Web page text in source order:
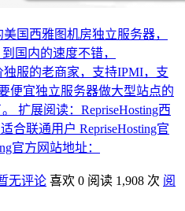
国西雅图机房独立服务器，
国内的速度不错，
独服的老商家，支持IPMI，支
便宜独立服务器做大型站点的
扩展阅读：RepriseHosting西
合联通用户 RepriseHosting官
官方网站地址：
无评论 喜欢 0 阅读 1,908 次 阅